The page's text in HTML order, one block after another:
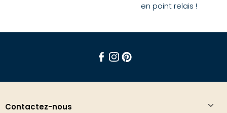
en point relais !
Contactez-nous